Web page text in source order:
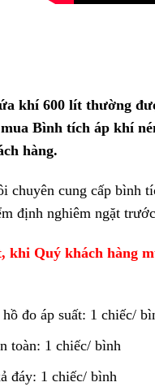
khí 600 lít thường
Bình tích áp khí
hàng.
chuyên cung cấp bình
định nghiêm ngặt
khi Quý khách hàng
đo áp suất: 1 chiếc/
toàn: 1 chiếc/ bình
đáy: 1 chiếc/ bình